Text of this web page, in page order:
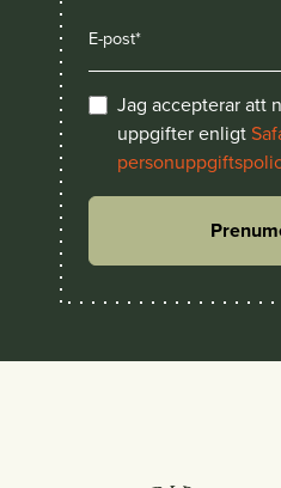
Jag accepterar att
uppgifter enligt